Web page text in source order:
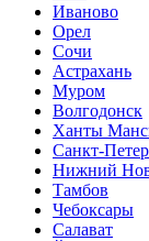
Иваново
Орел
Сочи
Астрахань
Муром
Волгодонск
Ханты
Санкт-
Нижний
Тамбов
Чебоксары
Салават